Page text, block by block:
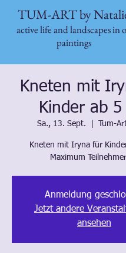
TUM-ART by
active life and landscapes in
paintings
Kneten mit
Kinder ab
Sa., 13. Sept. Tum-
Kneten mit Iryna für
Maximum
Anmeldung
Jetzt andere
ansehen